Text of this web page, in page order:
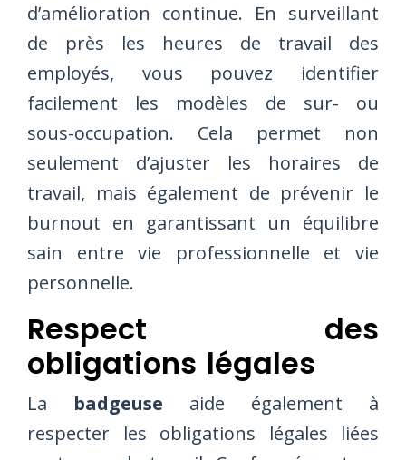
d’amélioration continue. En surveillant
de près les heures de travail des
employés, vous pouvez identifier
facilement les modèles de sur- ou
sous-occupation. Cela permet non
seulement d’ajuster les horaires de
travail, mais également de prévenir le
burnout en garantissant un équilibre
sain entre vie professionnelle et vie
personnelle.
Respect des
obligations légales
La badgeuse aide également à
respecter les obligations légales liées